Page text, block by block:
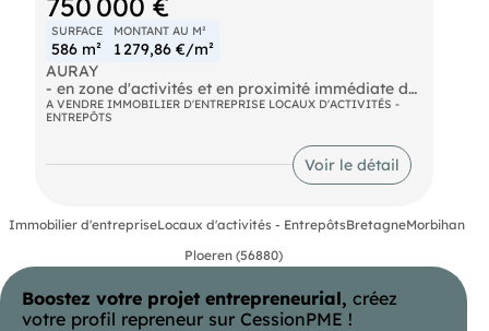
est exposé sont disponibles sur le site Géorisques :
SURFACE
586 m²
MONTANT AU M²
1 279,86 €/m²
AURAY
- en zone d'activités et en proximité immédiate de
la RN 165. Dans un bâtiment construit en 2016,
local comprenant 400m² de bureaux développés
sectionnelle d'une surface de 186m²
- Aire extérieure bitumé d'une surface de 200m²
HT du prix de vente.
A VENDRE IMMOBILIER D'ENTREPRISE LOCAUX D'ACTIVITÉS -
ENTREPÔTS
Voir le détail
Immobilier d'entrepriseLocaux d'activités - EntrepôtsBretagneMorbihan
Ploeren (56880)
Boostez votre projet entrepreneurial, créez
votre profil repreneur sur CessionPME !